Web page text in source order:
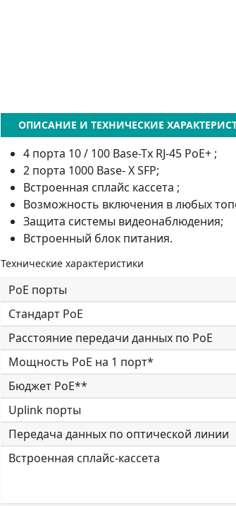
ОПИСАНИЕ И ТЕХНИЧЕСКИЕ
4 порта 10 / 100 Base-Tx RJ-45 PoE+ ;
2 порта 1000 Base- X SFP;
Встроенная сплайс кассета ;
Возможность включения в любых
Защита системы видеонаблюдения;
Встроенный блок питания.
Технические характеристики
PoE порты
Стандарт PoE
Расстояние передачи данных по PoE
Мощность PoE на 1 порт*
Бюджет PoE**
Uplink порты
Передача данных по оптической линии
Встроенная сплайс-кассета